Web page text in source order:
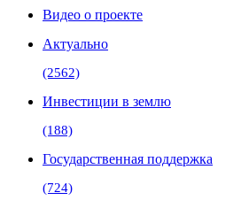
Видео о проекте
Актуально
(2562)
Инвестиции в землю
(188)
Государственная поддержка
(724)